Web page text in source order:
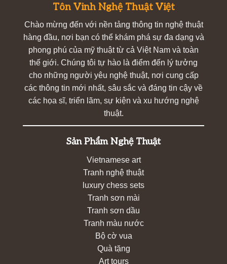
Tôn Vinh Nghệ Thuật Việt
Chào mừng đến với nền tảng thông tin nghệ thuật
hàng đầu, nơi bạn có thể khám phá sự đa dạng và
phong phú của mỹ thuật từ cả Việt Nam và toàn
thế giới. Chúng tôi tự hào là điểm đến lý tưởng
cho những người yêu nghệ thuật, nơi cung cấp
các thông tin mới nhất, sâu sắc và đáng tin cậy về
các họa sĩ, triển lãm, sự kiện và xu hướng nghệ
thuật.
Sản Phẩm Nghệ Thuật
Vietnamese art
Tranh nghệ thuật
luxury chess sets
Tranh sơn mài
Tranh sơn dầu
Tranh màu nước
Bộ cờ vua
Quà tặng
Art tours